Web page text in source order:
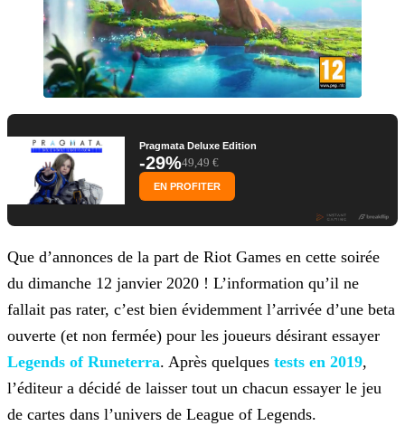
Pragmata Deluxe Edition
-29%49,49 €
EN PROFITER
Que d’annonces de la part de Riot Games en cette soirée
du dimanche 12 janvier 2020 ! L’information qu’il ne
fallait pas rater, c’est bien évidemment l’arrivée d’une beta
ouverte (et non fermée) pour les joueurs désirant essayer
Legends of Runeterra. Après quelques tests en 2019,
l’éditeur a décidé de laisser tout un chacun essayer le jeu
de cartes dans l’univers de League of Legends.